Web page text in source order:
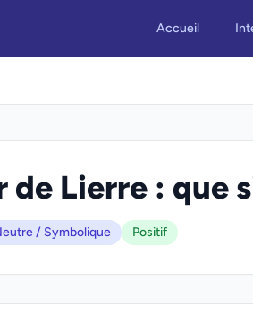
Accueil
de Lierre : que
/ Symbolique Positif